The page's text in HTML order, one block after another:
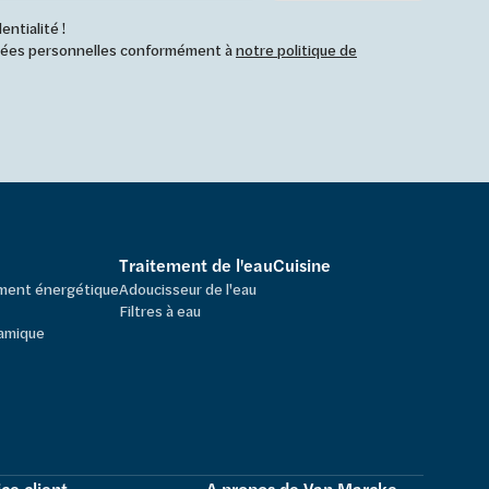
!
personnelles conformément ànotre politique de
énergétique
Traitement de l'eau
Adoucisseur de l'eau
Filtres à eau
Cuisine